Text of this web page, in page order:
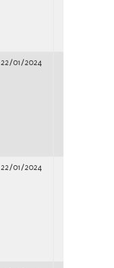
22/01/2024
22/01/2024